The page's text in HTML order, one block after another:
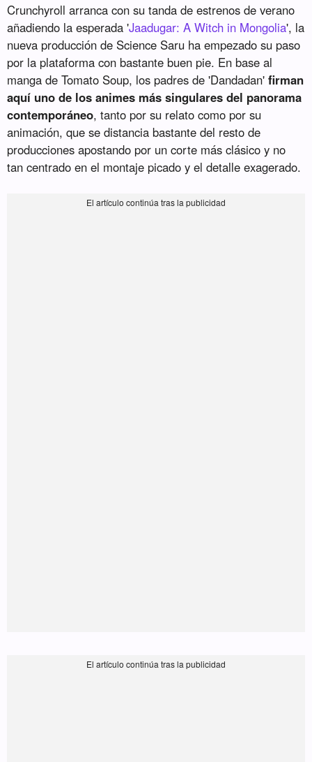
Crunchyroll arranca con su tanda de estrenos de verano
añadiendo la esperada 'Jaadugar: A Witch in Mongolia', la
nueva producción de Science Saru ha empezado su paso
por la plataforma con bastante buen pie. En base al
manga de Tomato Soup, los padres de 'Dandadan'firman
aquí uno de los animes más singulares del panorama
contemporáneo, tanto por su relato como por su
animación, que se distancia bastante del resto de
producciones apostando por un corte más clásico y no
tan centrado en el montaje picado y el detalle exagerado.